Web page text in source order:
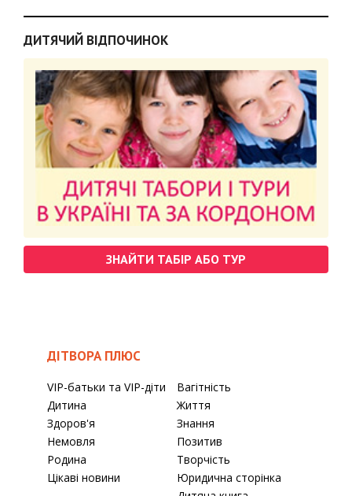
ДИТЯЧИЙ ВІДПОЧИНОК
ЗНАЙТИ ТАБІР АБО ТУР
ДІТВОРА ПЛЮС
VIP-батьки та VIP-діти
Вагітність
Дитина
Життя
Здоров'я
Знання
Немовля
Позитив
Родина
Творчість
Цікаві новини
Юридична сторінка